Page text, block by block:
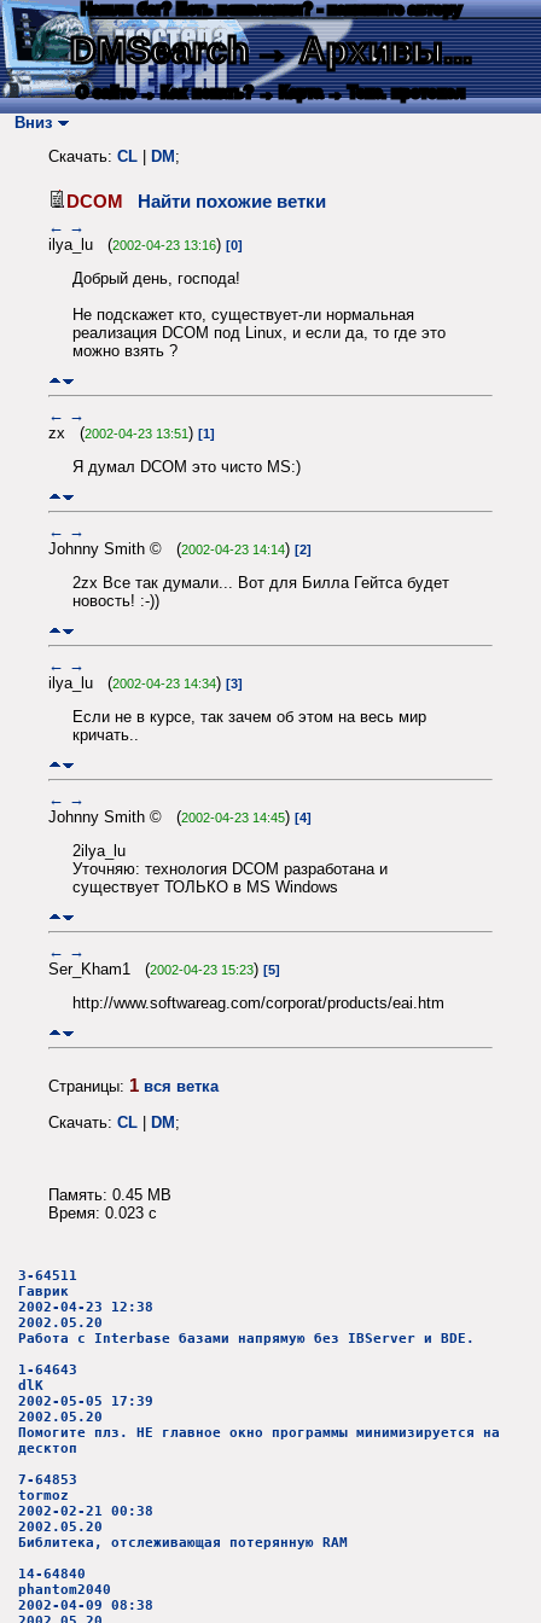
Нашли баг? Есть пожелания? - напишите автору
DMSearch→ Архивы...
О сайте → Как искать? → Карта → Текс. протокол
Вниз
Скачать: CL DM ;
DCOM Найти похожие ветки
← →
ilya_lu (2002-04-23 13:16) [0]
Добрый день, господа!
Не подскажет кто, существует-ли нормальная
реализация DCOM под Linux, и если да, то где это
можно взять ?
← →
zx (2002-04-23 13:51) [1]
Я думал DCOM это чисто MS:)
← →
Johnny Smith © (2002-04-23 14:14) [2]
2zx Все так думали... Вот для Билла Гейтса будет
новость! :-))
← →
ilya_lu (2002-04-23 14:34) [3]
Если не в курсе, так зачем об этом на весь мир
кричать..
← →
Johnny Smith © (2002-04-23 14:45) [4]
2ilya_lu
Уточняю: технология DCOM разработана и
существует ТОЛЬКО в MS Windows
← →
Ser_Kham1 (2002-04-23 15:23) [5]
http://www.softwareag.com/corporat/products/eai.htm
Страницы: 1 вся ветка
Скачать: CL | DM;
Память: 0.45 MB
Время: 0.023 c
3-64511
Гаврик
2002-04-23 12:38
2002.05.20
Работа с Interbase базами напрямую без IBServer и BDE.
1-64643
dlK
2002-05-05 17:39
2002.05.20
Помогите плз. НЕ главное окно программы минимизируется на
десктоп
7-64853
tormoz
2002-02-21 00:38
2002.05.20
Библитека, отслеживающая потерянную RAM
14-64840
phantom2040
2002-04-09 08:38